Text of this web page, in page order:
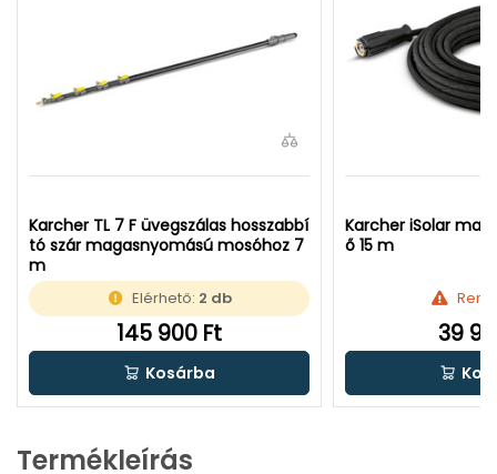
Karcher TL 7 F üvegszálas hosszabbí
tó szár magasnyomású mosóhoz 7
m
Elérhető: 2 db
145 900 Ft
Kosárba
Karcher iSolar
ő 15 m
39
Termékleírás